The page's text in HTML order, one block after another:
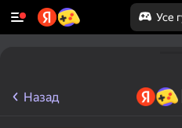
Усе
Назад